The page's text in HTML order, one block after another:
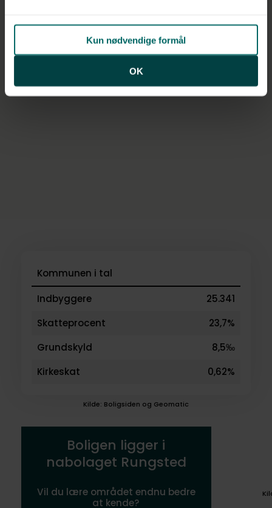
Kun nødvendige formål
OK
Kommunen i tal
Indbyggere
25.341
Skatteprocent
23,7%
Grundskyld
8,5‰
Kirkeskat
0,62%
Kilde: Boligsiden og Geomatic
Boligen ligger i
nabolaget Rungsted
Vil du lære området endnu bedre
at kende?